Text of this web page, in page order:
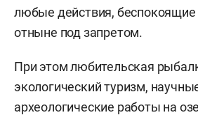
любые действия,
отныне под запретом.
При этом любительская
экологический туризм,
археологические работы на